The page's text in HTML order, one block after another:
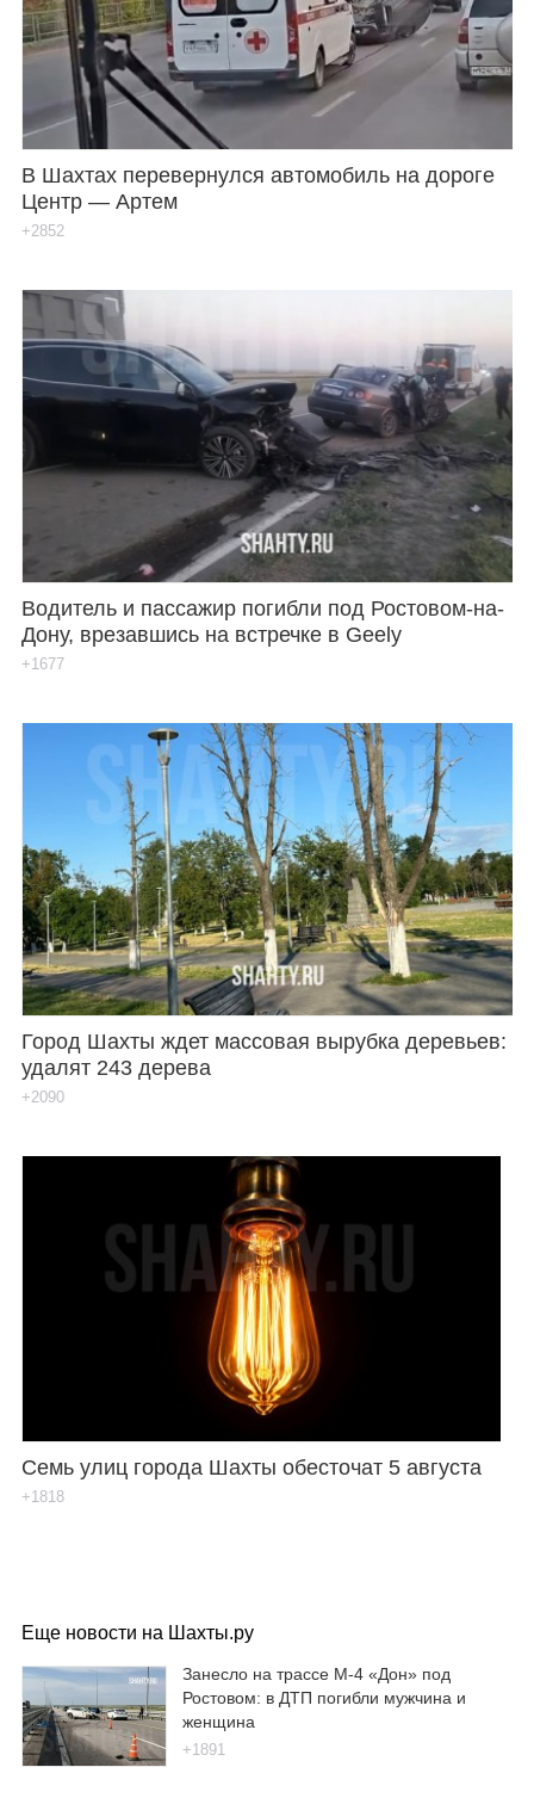
В Шахтах перевернулся автомобиль на дороге
Центр — Артем
+2852
Водитель и пассажир погибли под Ростовом-на-
Дону, врезавшись на встречке в Geely
+1677
Город Шахты ждет массовая вырубка деревьев:
удалят 243 дерева
+2090
Семь улиц города Шахты обесточат 5 августа
+1818
Еще новости на Шахты.ру
Занесло на трассе М-4 «Дон» под
Ростовом: в ДТП погибли мужчина и
женщина
+1891